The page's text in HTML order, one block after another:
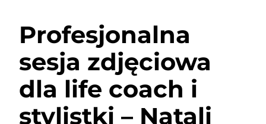
Profesjonalna
sesja zdjęciowa
dla life coach i
stylistki – Natali